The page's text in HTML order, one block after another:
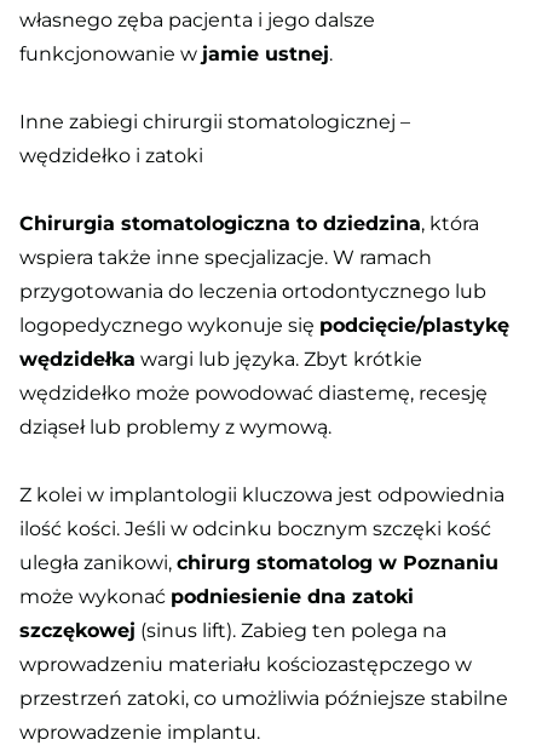
własnego zęba pacjenta i jego dalsze
funkcjonowanie w jamie ustnej.
Inne zabiegi chirurgii stomatologicznej –
wędzidełko i zatoki
Chirurgia stomatologiczna to dziedzina, która
wspiera także inne specjalizacje. W ramach
przygotowania do leczenia ortodontycznego lub
logopedycznego wykonuje się podcięcie/plastykę
wędzidełka wargi lub języka. Zbyt krótkie
wędzidełko może powodować diastemę, recesję
dziąseł lub problemy z wymową.
Z kolei w implantologii kluczowa jest odpowiednia
ilość kości. Jeśli w odcinku bocznym szczęki kość
uległa zanikowi, chirurg stomatolog w Poznaniu
może wykonać podniesienie dna zatoki
szczękowej (sinus lift). Zabieg ten polega na
wprowadzeniu materiału kościozastępczego w
przestrzeń zatoki, co umożliwia późniejsze stabilne
wprowadzenie implantu.